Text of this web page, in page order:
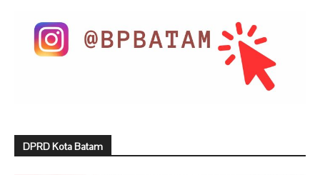
DPRD Kota Batam